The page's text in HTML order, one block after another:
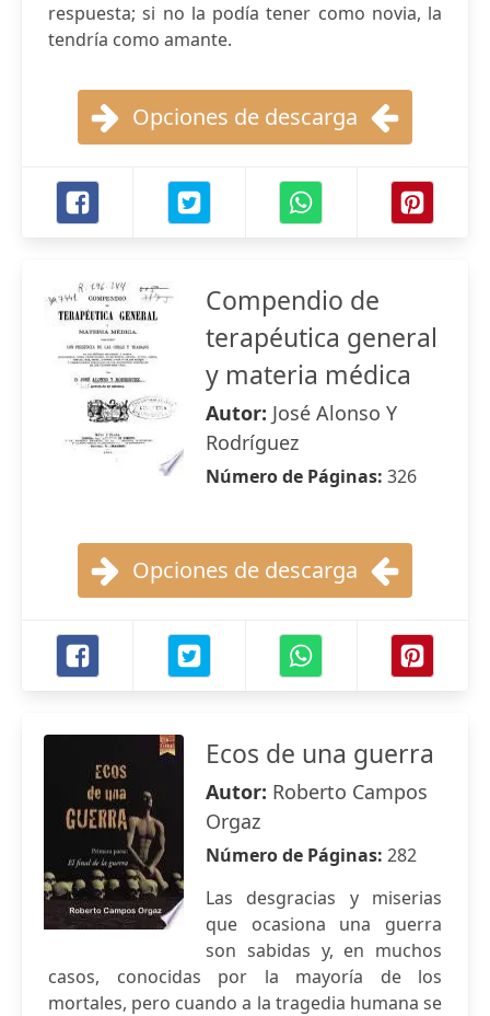
respuesta; si no la podía tener como novia, la
tendría como amante.
Opciones de descarga
Compendio de
terapéutica general
y materia médica
Autor: José Alonso Y
Rodríguez
Número de Páginas: 326
Opciones de descarga
Ecos de una guerra
Autor: Roberto Campos
Orgaz
Número de Páginas: 282
Las desgracias y miserias
que ocasiona una guerra
son sabidas y, en muchos
casos, conocidas por la mayoría de los
mortales, pero cuando a la tragedia humana se